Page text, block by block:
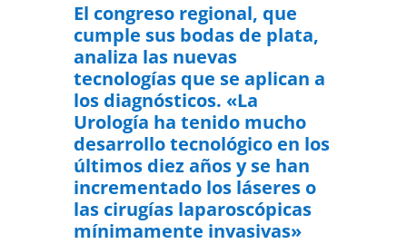
El congreso regional, que
cumple sus bodas de plata,
analiza las nuevas
tecnologías que se aplican a
los diagnósticos. «La
Urología ha tenido mucho
desarrollo tecnológico en los
últimos diez años y se han
incrementado los láseres o
las cirugías laparoscópicas
mínimamente invasivas»